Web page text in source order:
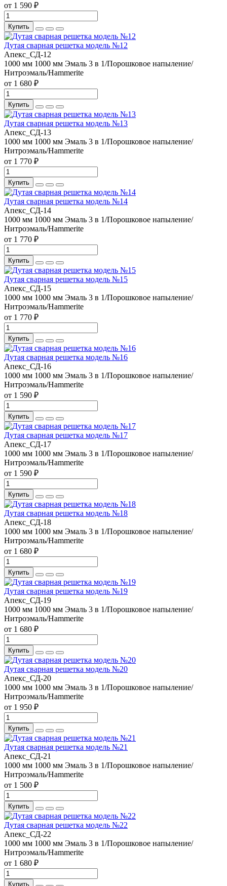
от 1 590 ₽
Купить
Дутая сварная решетка модель №12
Апекс_СД-12
1000 мм 1000 мм Эмаль 3 в 1/Порошковое напыление/
Нитроэмаль/Hammerite
от 1 680 ₽
Купить
Дутая сварная решетка модель №13
Апекс_СД-13
1000 мм 1000 мм Эмаль 3 в 1/Порошковое напыление/
Нитроэмаль/Hammerite
от 1 770 ₽
Купить
Дутая сварная решетка модель №14
Апекс_СД-14
1000 мм 1000 мм Эмаль 3 в 1/Порошковое напыление/
Нитроэмаль/Hammerite
от 1 770 ₽
Купить
Дутая сварная решетка модель №15
Апекс_СД-15
1000 мм 1000 мм Эмаль 3 в 1/Порошковое напыление/
Нитроэмаль/Hammerite
от 1 770 ₽
Купить
Дутая сварная решетка модель №16
Апекс_СД-16
1000 мм 1000 мм Эмаль 3 в 1/Порошковое напыление/
Нитроэмаль/Hammerite
от 1 590 ₽
Купить
Дутая сварная решетка модель №17
Апекс_СД-17
1000 мм 1000 мм Эмаль 3 в 1/Порошковое напыление/
Нитроэмаль/Hammerite
от 1 590 ₽
Купить
Дутая сварная решетка модель №18
Апекс_СД-18
1000 мм 1000 мм Эмаль 3 в 1/Порошковое напыление/
Нитроэмаль/Hammerite
от 1 680 ₽
Купить
Дутая сварная решетка модель №19
Апекс_СД-19
1000 мм 1000 мм Эмаль 3 в 1/Порошковое напыление/
Нитроэмаль/Hammerite
от 1 680 ₽
Купить
Дутая сварная решетка модель №20
Апекс_СД-20
1000 мм 1000 мм Эмаль 3 в 1/Порошковое напыление/
Нитроэмаль/Hammerite
от 1 950 ₽
Купить
Дутая сварная решетка модель №21
Апекс_СД-21
1000 мм 1000 мм Эмаль 3 в 1/Порошковое напыление/
Нитроэмаль/Hammerite
от 1 500 ₽
Купить
Дутая сварная решетка модель №22
Апекс_СД-22
1000 мм 1000 мм Эмаль 3 в 1/Порошковое напыление/
Нитроэмаль/Hammerite
от 1 680 ₽
Купить